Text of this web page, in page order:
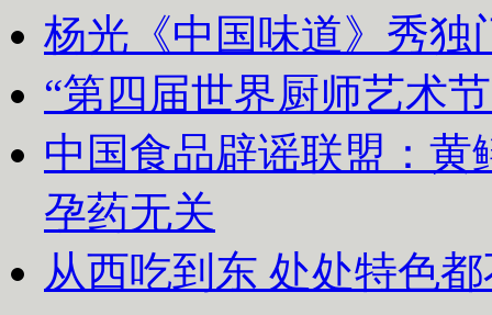
杨光《中国味道》秀独
“第四届世界厨师艺术
中国食品辟谣联盟：
孕药无关
从西吃到东 处处特色